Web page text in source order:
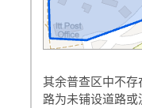
其余普查区中不
路为未铺设道路